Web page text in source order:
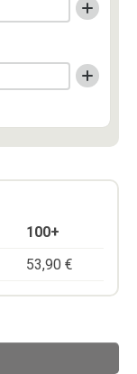
100+
53,90 €